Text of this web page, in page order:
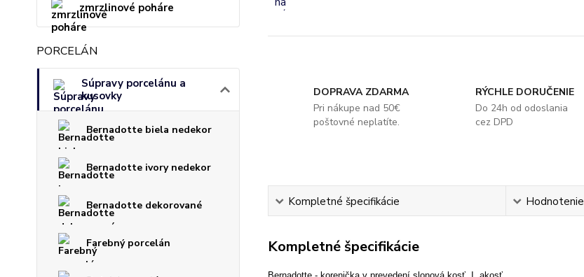
zmrzlinové poháre
PORCELÁN
Súpravy porcelánu a
kusovky
Bernadotte biela nedekor
Bernadotte ivory nedekor
Bernadotte dekorované
Farebný porcelán
DOPRAVA ZDARMA
Pri nákupe nad 50€
poštovné neplatíte.
RÝCHLE DORUČENIE
Do 24h od odoslania
cez DPD
Kompletné špecifikácie Hodnotenie
Kompletné špecifikácie